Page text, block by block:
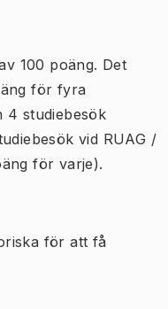
100 poäng. Det
för fyra
4 studiebesök
vid RUAG /
för varje).
för att få